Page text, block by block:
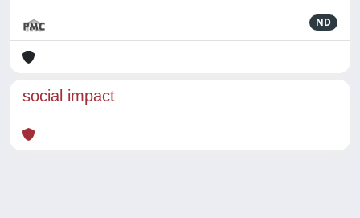
ND
social impact